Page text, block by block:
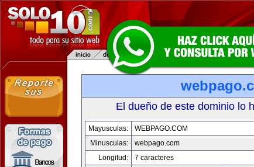
El dueño de este dominio lo
Mayusculas:
WEBPAGO.COM
Minusculas:
webpago.com
Longitud:
7 caracteres